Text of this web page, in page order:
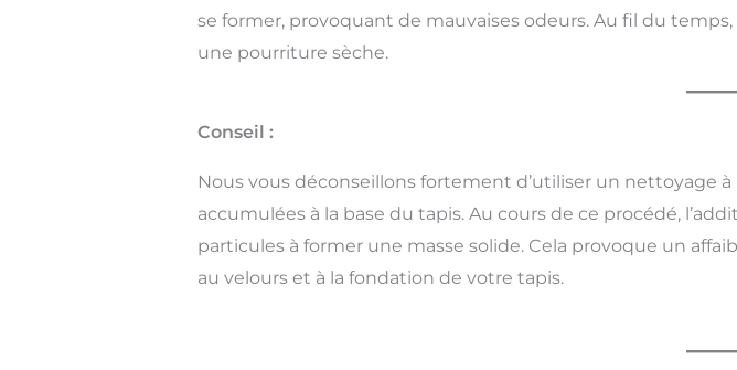
se former, provoquant de mauvaises odeurs. Au fil du
une pourriture sèche.
Conseil :
Nous vous déconseillons fortement d’utiliser un nettoyage
accumulées à la base du tapis. Au cours de ce procédé,
particules à former une masse solide. Cela provoque un
au velours et à la fondation de votre tapis.